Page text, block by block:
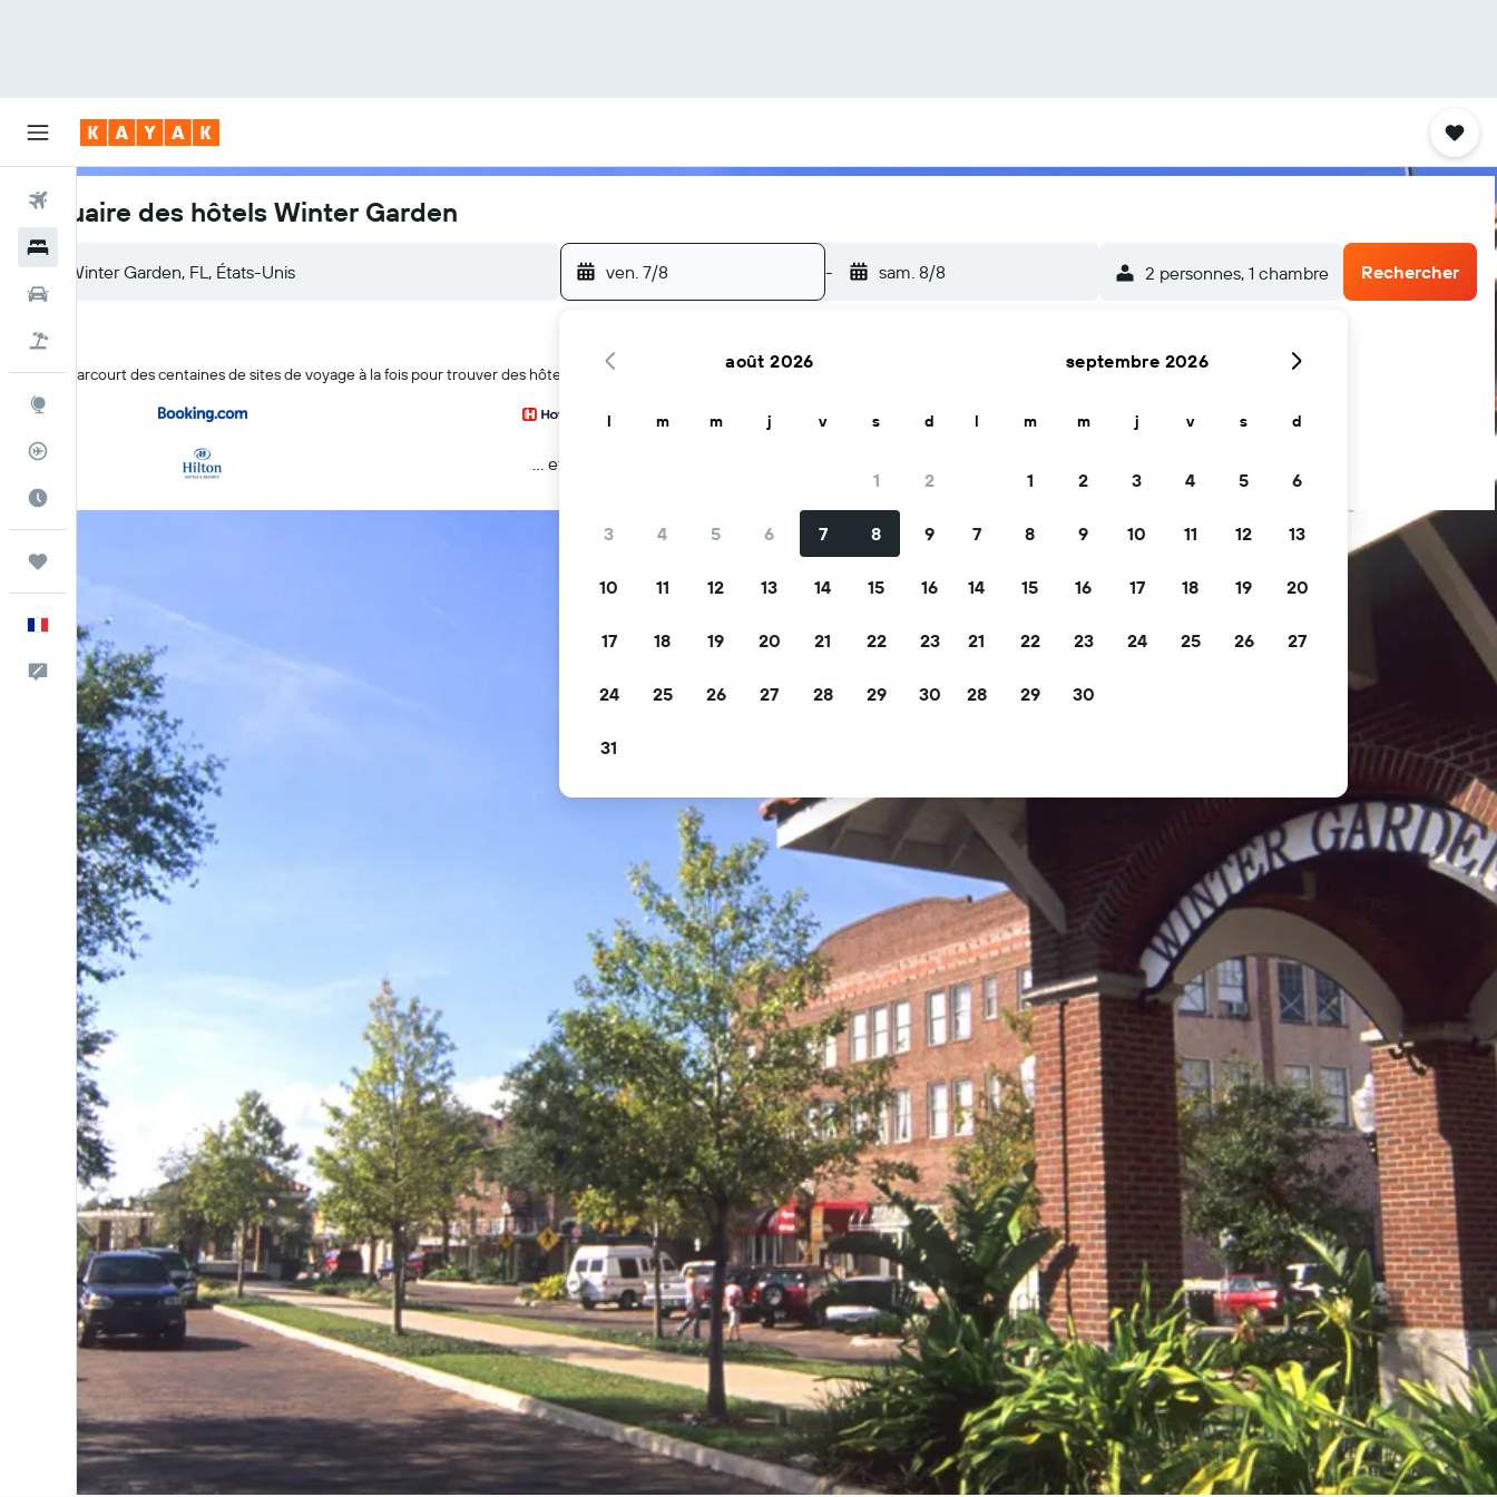
Vols
Français
Commentaires
Annuaire des hôtels Winter Garden
ven. 7/8 - sam. 8/8 2 personnes, 1 chambre Rechercher
KAYAK parcourt des centaines de sites de voyage à la fois pour trouver des hôtels à Winter Garden
… et plus
août 2026
l m m j v s d
1 2
3 4 5 6 7 8 9
10 11 12 13 14 15 16
17 18 19 20 21 22 23
24 25 26 27 28 29 30
31
septembre 2026
l m m j v s d
1 2 3 4 5 6
7 8 9 10 11 12 13
14 15 16 17 18 19 20
21 22 23 24 25 26 27
28 29 30